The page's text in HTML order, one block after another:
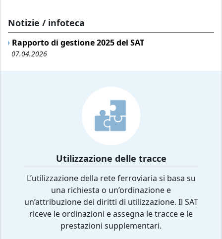
Notizie / infoteca
Rapporto di gestione 2025 del SAT
07.04.2026
Utilizzazione delle tracce
L’utilizzazione della rete ferroviaria si basa su
una richiesta o un’ordinazione e
un’attribuzione dei diritti di utilizzazione. Il SAT
riceve le ordinazioni e assegna le tracce e le
prestazioni supplementari.